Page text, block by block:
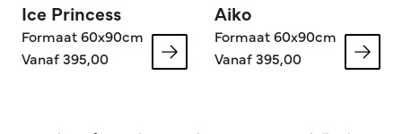
Ice Princess
Formaat 60x90cm
Vanaf 395,00
Aiko
Formaat 60x90cm
Vanaf 395,00